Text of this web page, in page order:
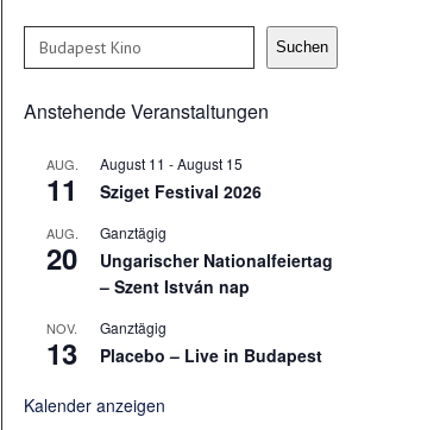
Suchen Suchen
Anstehende Veranstaltungen
AUG.
11
August 11 -August 15
Sziget Festival 2026
AUG.
20
Ganztägig
Ungarischer Nationalfeiertag
– Szent István nap
NOV.
13
Ganztägig
Placebo – Live in Budapest
Kalender anzeigen